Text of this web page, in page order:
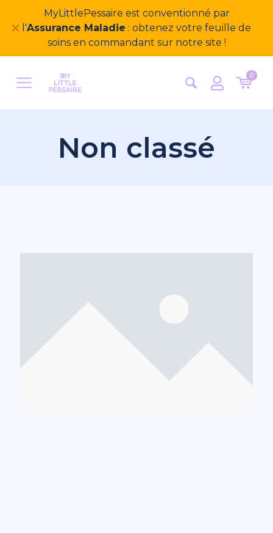
MyLittlePessaire est conventionné par
l'Assurance Maladie : obtenez votre feuille de
soins en commandant sur notre site !
✕
0
Non classé